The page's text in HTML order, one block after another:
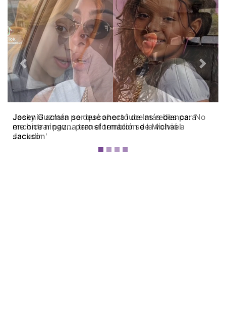
Jacky Guzmán se desconectó de las redes para
encontrar paz… pero el temblor se la volvió a
sacudir
Previous Next